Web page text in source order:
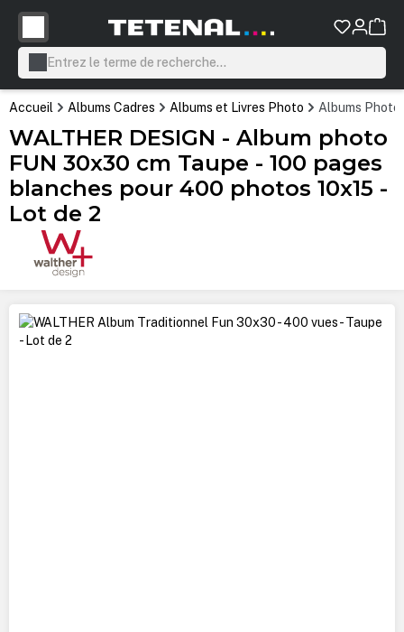
principal
Accueil Albums Cadres Albums et Livres Photo Albums Photo
WALTHER DESIGN - Album photo
FUN 30x30 cm Taupe - 100 pages
blanches pour 400 photos 10x15 -
Lot de 2
Ignorer la galerie d'images